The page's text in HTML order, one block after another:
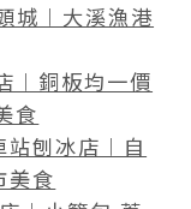
城︱大溪漁港
︱銅板均一價
食
刨冰店︱自
美食